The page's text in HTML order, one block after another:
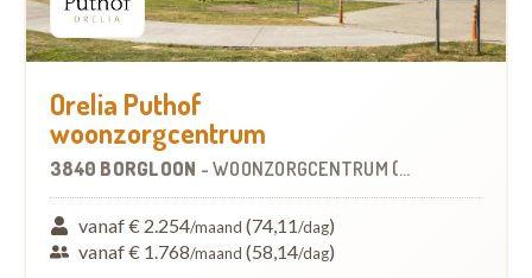
Orelia Puthof
woonzorgcentrum
3840 BORGLOON - WOONZORGCENTRUM (WZC)
vanaf € 2.254/maand (74,11/dag)
vanaf € 1.768/maand (58,14/dag)